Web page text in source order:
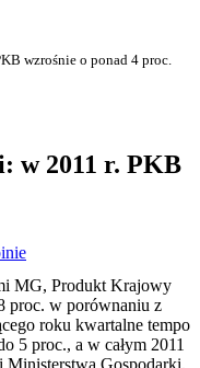
wzrośnie o ponad 4 proc.
w 2011 r. PKB
MG, Produkt Krajowy
proc. w porównaniu z
roku kwartalne tempo
5 proc., a w całym 2011